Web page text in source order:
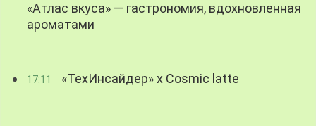
«Атлас вкуса» — гастрономия, вдохновленная
ароматами
17:11 «ТехИнсайдер» х Cosmic latte